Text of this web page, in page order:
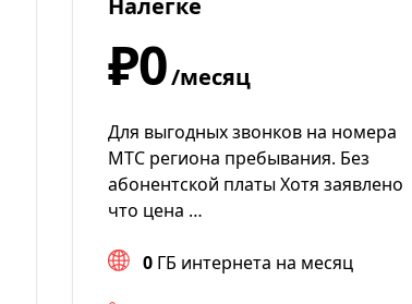
Налегке
₽0/месяц
Для выгодных звонков на номера
МТС региона пребывания. Без
абонентской платы Хотя заявлено
что цена …
0 ГБ интернета на месяц